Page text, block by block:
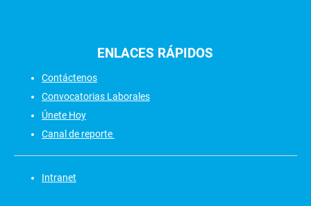
ENLACES RÁPIDOS
Contáctenos
Convocatorias Laborales
Únete Hoy
Canal de reporte
Intranet